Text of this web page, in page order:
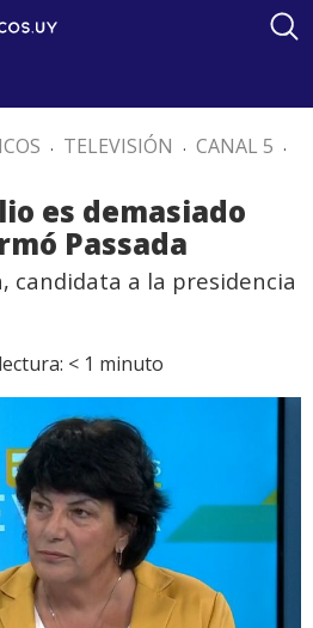
. TELEVISIÓN . CANAL 5 .
es demasiado
Passada
candidata a la presidencia
< 1 minuto